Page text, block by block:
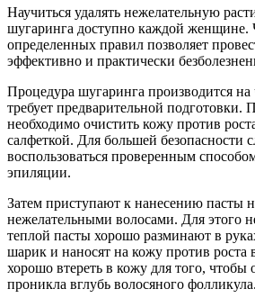
Научиться удалять нежелательную
шугаринга доступно каждой женщине.
определенных правил позволяет
эффективно и практически
Процедура шугаринга производится на
требует предварительной подготовки.
необходимо очистить кожу против
салфеткой. Для большей безопасности
воспользоваться проверенным
эпиляции.
Затем приступают к нанесению пасты
нежелательными волосами. Для этого
теплой пасты хорошо разминают в
шарик и наносят на кожу против роста
хорошо втереть в кожу для того, чтобы
проникла вглубь волосяного фолликула.